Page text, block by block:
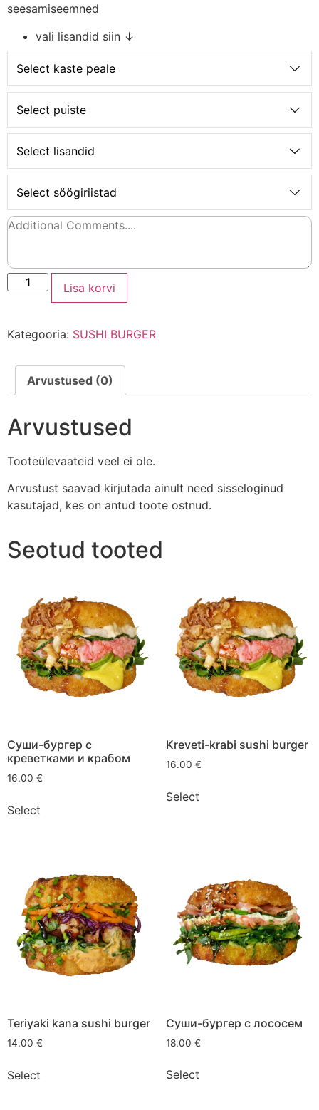
seesamiseemned
vali lisandid siin ↓
Select kaste peale
Select puiste
Select lisandid
Select söögiriistad
Lisa korvi
Kategooria: SUSHI BURGER
Arvustused (0)
Arvustused
Tooteülevaateid veel ei ole.
Arvustust saavad kirjutada ainult need sisseloginud
kasutajad, kes on antud toote ostnud.
Seotud tooted
Суши-бургер с
креветками и крабом
16.00 €
Select
Kreveti-krabi sushi burger
16.00 €
Select
Teriyaki kana sushi burger
14.00 €
Select
Суши-бургер с лососем
18.00 €
Select